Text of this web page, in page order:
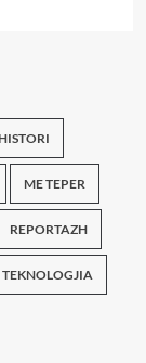
HISTORI
ME TEPER
REPORTAZH
TEKNOLOGJIA